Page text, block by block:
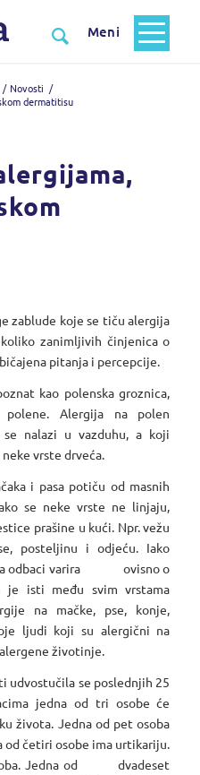
/ Novosti /
dermatitisu
zablude koje se tiču alergija
zanimljivih činjenica o
pitanja i percepcije.
kao polenska groznica,
Alergija na polen
nalazi u vazduhu, a koji
vrste drveća.
i pasa potiču od masnih
se neke vrste ne linjaju,
prašine u kući. Npr. vežu
posteljinu i odjeću. Iako
odbaci varira ovisno o
je isti među svim vrstama
na mačke, pse, konje,
ljudi koji su alergični na
životinje.
udvostučila se poslednjih 25
jedna od tri osobe će
života. Jedna od pet osoba
četiri osobe ima urtikariju.
Jedna od dvadeset